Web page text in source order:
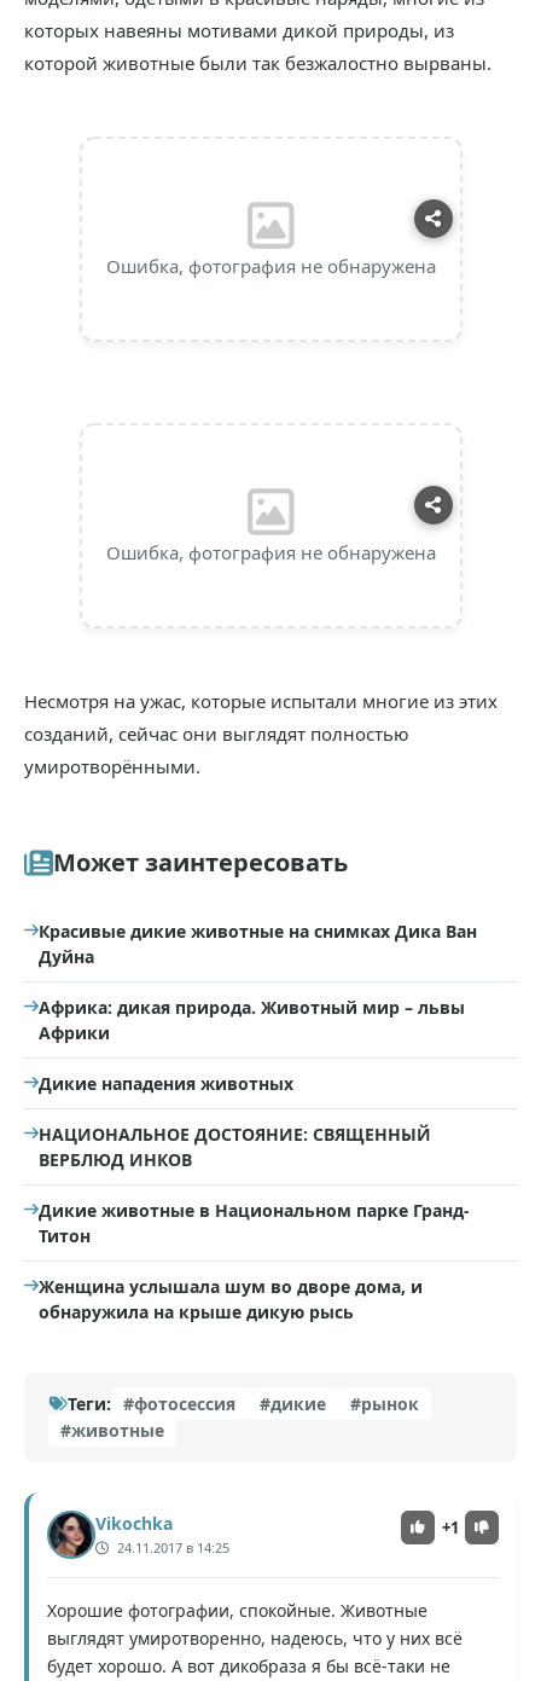
которых навеяны мотивами дикой природы, из
которой животные были так безжалостно вырваны.
Ошибка, фотография не обнаружена
Ошибка, фотография не обнаружена
Несмотря на ужас, которые испытали многие из этих
созданий, сейчас они выглядят полностью
умиротворёнными.
Может заинтересовать
Красивые дикие животные на снимках Дика Ван
Дуйна
Африка: дикая природа. Животный мир – львы
Африки
Дикие нападения животных
НАЦИОНАЛЬНОЕ ДОСТОЯНИЕ: СВЯЩЕННЫЙ
ВЕРБЛЮД ИНКОВ
Дикие животные в Национальном парке Гранд-
Титон
Женщина услышала шум во дворе дома, и
обнаружила на крыше дикую рысь
Теги: #фотосессия #дикие
#рынок
#животные
Vikochka
24.11.2017 в 14:25
+1
Хорошие фотографии, спокойные. Животные
выглядят умиротворенно, надеюсь, что у них всё
будет хорошо. А вот дикобраза я бы всё-таки не